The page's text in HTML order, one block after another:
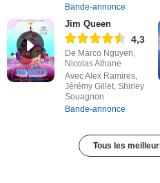
Bande-annonce
Jim Queen
4,3
De Marco Nguyen,
Nicolas Athane
Avec Alex Ramires,
Jérémy Gillet, Shirley
Souagnon
Bande-annonce
Tous les